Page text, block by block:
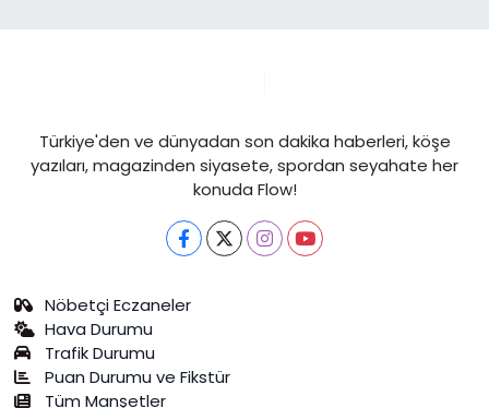
Türkiye'den ve dünyadan son dakika haberleri, köşe
yazıları, magazinden siyasete, spordan seyahate her
konuda Flow!
Nöbetçi Eczaneler
Hava Durumu
Trafik Durumu
Puan Durumu ve Fikstür
Tüm Manşetler